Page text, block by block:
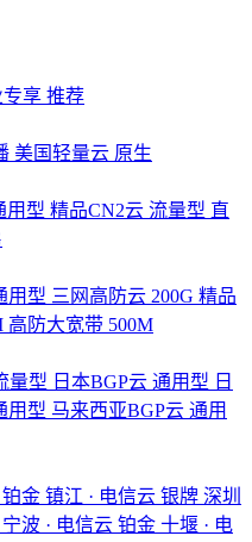
专享 推荐
美国轻量云 原生
用型 精品CN2云 流量型 直
用型 三网高防云 200G 精品
高防大宽带 500M
量型 日本BGP云 通用型 日
用型 马来西亚BGP云 通用
铂金 镇江 · 电信云 银牌 深圳
宁波 · 电信云 铂金 十堰 · 电